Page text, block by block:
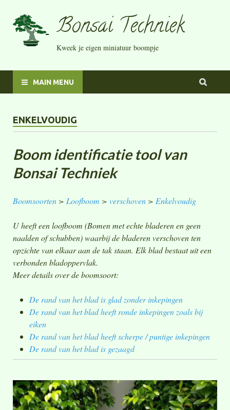
Bonsai Techniek
Kweek je eigen miniatuur boompje
MAIN MENU
ENKELVOUDIG
Boom identificatie tool van
Bonsai Techniek
Boomsoorten > Loofboom > verschoven > Enkelvoudig
U heeft een loofboom (Bomen met echte bladeren en geen
naalden of schubben) waarbij de bladeren verschoven ten
opzichte van elkaar aan de tak staan. Elk blad bestaat uit een
verbonden bladoppervlak.
Meer details over de boomsoort:
De rand van het blad is glad zonder inkepingen
De rand van het blad heeft ronde inkepingen zoals bij
eiken
De rand van het blad heeft scherpe / puntige inkepingen
De rand van het blad is gezaagd